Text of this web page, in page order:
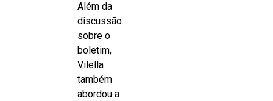
Além da
discussão
sobre o
boletim,
Vilella
também
abordou a